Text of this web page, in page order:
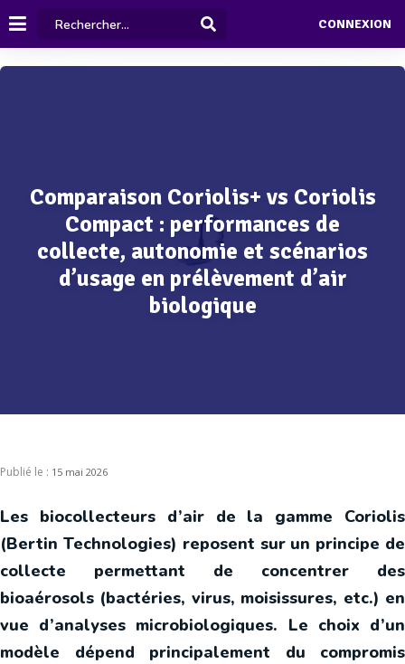
CONNEXION
Comparaison Coriolis+ vs Coriolis
Compact : performances de
collecte, autonomie et scénarios
d’usage en prélèvement d’air
biologique
Publié le : 15 mai 2026
Les biocollecteurs d’air de la gamme Coriolis
(Bertin Technologies) reposent sur un principe de
collecte permettant de concentrer des
bioaérosols (bactéries, virus, moisissures, etc.) en
vue d’analyses microbiologiques. Le choix d’un
modèle dépend principalement du compromis